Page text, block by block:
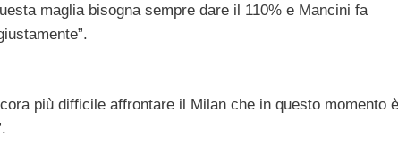
maglia bisogna sempre dare il 110% e Mancini fa
più difficile affrontare il Milan che in questo momento è